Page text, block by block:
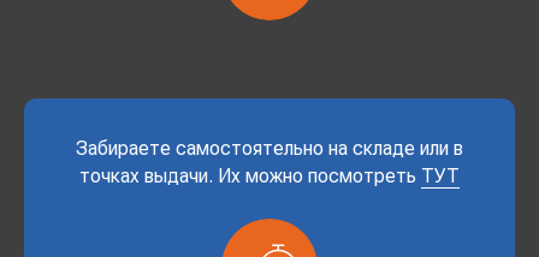
Забираете самостоятельно на складе или в
точках выдачи. Их можно посмотреть ТУТ